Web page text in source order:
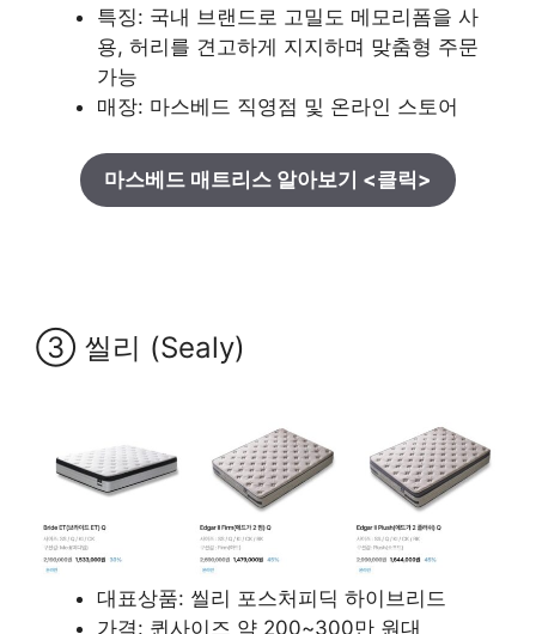
특징: 국내 브랜드로 고밀도 메모리폼을 사
용, 허리를 견고하게 지지하며 맞춤형 주문
가능
매장: 마스베드 직영점 및 온라인 스토어
마스베드 매트리스 알아보기 <클릭>
③ 씰리 (Sealy)
대표상품: 씰리 포스처피딕 하이브리드
가격: 퀸사이즈 약 200~300만 원대